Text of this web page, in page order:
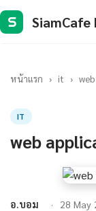
S SiamCafe
หน้าแรก › it ›
IT
web
อ.บอม 28 May